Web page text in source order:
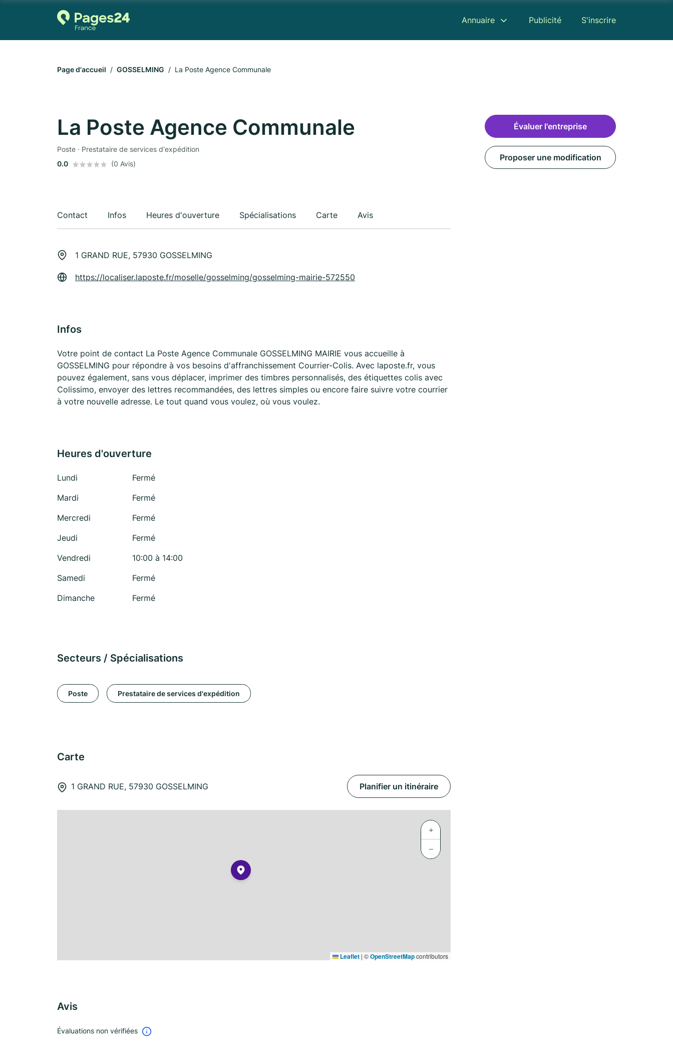
Annuaire Publicité S'inscrire
Page d'accueil GOSSELMING La Poste Agence Communale
La Poste Agence Communale
Poste · Prestataire de services d'expédition
0.0
(0 Avis)
Contact Infos Heures d'ouverture Spécialisations Carte Avis
1 GRAND RUE, 57930 GOSSELMING
https://localiser.laposte.fr/moselle/gosselming/gosselming-mairie-572550
Infos
Votre point de contact La Poste Agence Communale GOSSELMING MAIRIE vous accueille à
GOSSELMING pour répondre à vos besoins d'affranchissement Courrier-Colis. Avec laposte.fr, vous
pouvez également, sans vous déplacer, imprimer des timbres personnalisés, des étiquettes colis avec
Colissimo, envoyer des lettres recommandées, des lettres simples ou encore faire suivre votre courrier
à votre nouvelle adresse. Le tout quand vous voulez, où vous voulez.
Heures d'ouverture
Lundi
Fermé
Mardi
Fermé
Mercredi
Fermé
Jeudi
Fermé
Vendredi
10:00 à 14:00
Samedi
Fermé
Dimanche
Fermé
Secteurs / Spécialisations
Poste Prestataire de services d'expédition
Carte
1 GRAND RUE, 57930 GOSSELMING Planifier un itinéraire
+
−
Leaflet | ©OpenStreetMapcontributors
Avis
Évaluations non vérifiées
Évaluer l'entreprise
Proposer une modification